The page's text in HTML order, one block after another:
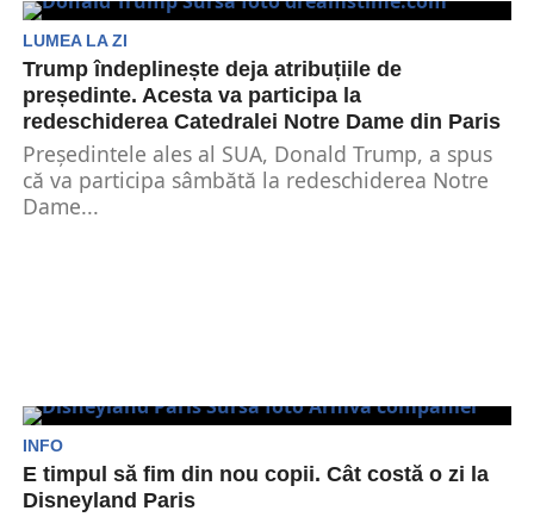
Cu acest prilej,...
LUMEA LA ZI
Trump îndeplinește deja atribuțiile de
președinte. Acesta va participa la
redeschiderea Catedralei Notre Dame din Paris
Președintele ales al SUA, Donald Trump, a spus
că va participa sâmbătă la redeschiderea Notre
Dame...
INFO
E timpul să fim din nou copii. Cât costă o zi la
Disneyland Paris